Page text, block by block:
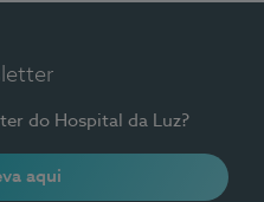
do Hospital da Luz?
aqui